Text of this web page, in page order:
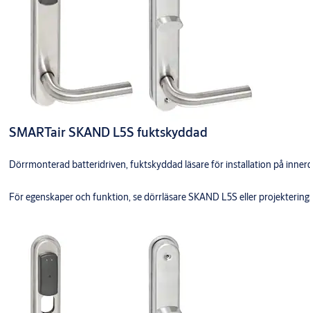
SMARTair SKAND L5S fuktskyddad
Dörrmonterad batteridriven, fuktskyddad läsare för installation på
För egenskaper och funktion, se dörrläsare SKAND L5S eller